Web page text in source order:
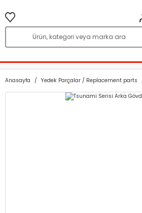
Anasayfa Yedek Parçalar / Replacement parts